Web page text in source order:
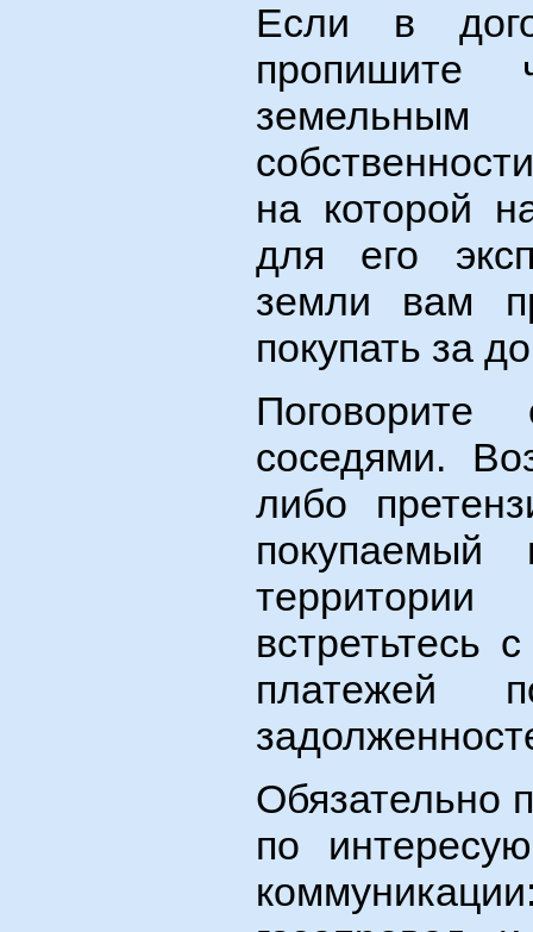
Если в
пропишите
на которой
для его
земли вам
покупать за
соседями.
либо
покупаемый
встретьтесь
платежей
Обязательно
по